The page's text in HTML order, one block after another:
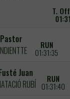
T.
RUN
01:31:35
Juan
RUBÍ
RUN
01:31:40